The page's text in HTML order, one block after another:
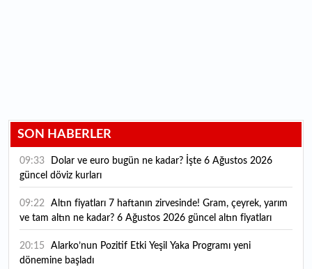
SON HABERLER
09:33
güncel döviz kurları
09:22
ve tam altın ne kadar? 6 Ağustos 2026 güncel altın fiyatları
20:15
dönemine başladı